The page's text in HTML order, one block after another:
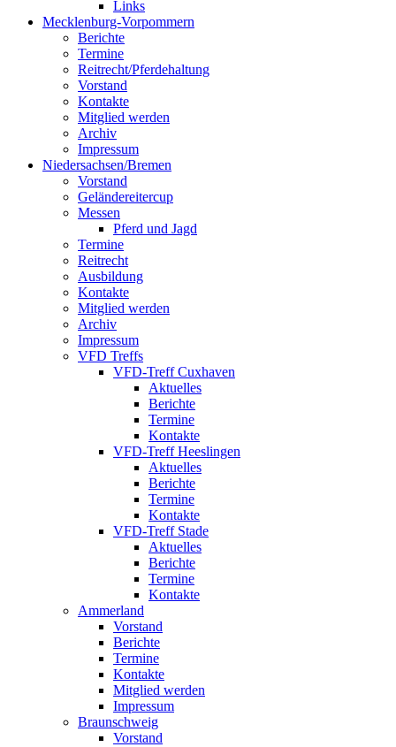
Links
Mecklenburg-Vorpommern
Berichte
Termine
Reitrecht/Pferdehaltung
Vorstand
Kontakte
Mitglied werden
Archiv
Impressum
Niedersachsen/Bremen
Vorstand
Geländereitercup
Messen
Pferd und Jagd
Termine
Reitrecht
Ausbildung
Kontakte
Mitglied werden
Archiv
Impressum
VFD Treffs
VFD-Treff Cuxhaven
Aktuelles
Berichte
Termine
Kontakte
VFD-Treff Heeslingen
Aktuelles
Berichte
Termine
Kontakte
VFD-Treff Stade
Aktuelles
Berichte
Termine
Kontakte
Ammerland
Vorstand
Berichte
Termine
Kontakte
Mitglied werden
Impressum
Braunschweig
Vorstand